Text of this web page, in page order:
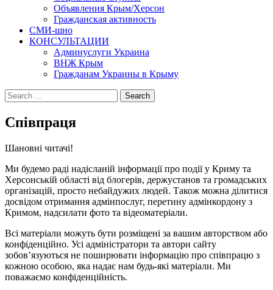
Объявления Крым/Херсон
Гражданская активность
СМИ-шно
КОНСУЛЬТАЦИИ
Админуслуги Украина
ВНЖ Крым
Гражданам Украины в Крыму
Search
Співпраця
Шановні читачі!
Ми будемо раді надісланій інформації про події у Криму та
Херсонській області від блогерів, держустанов та громадських
організацій, просто небайдужих людей. Також можна ділитися
досвідом отримання адмінпослуг, перетину адмінкордону з
Кримом, надсилати фото та відеоматеріали.
Всі матеріали можуть бути розміщені за вашим авторством або
конфіденційно. Усі адміністратори та автори сайту
зобов’язуються не поширювати інформацію про співпрацю з
кожною особою, яка надає нам будь-які матеріали. Ми
поважаємо конфіденційність.